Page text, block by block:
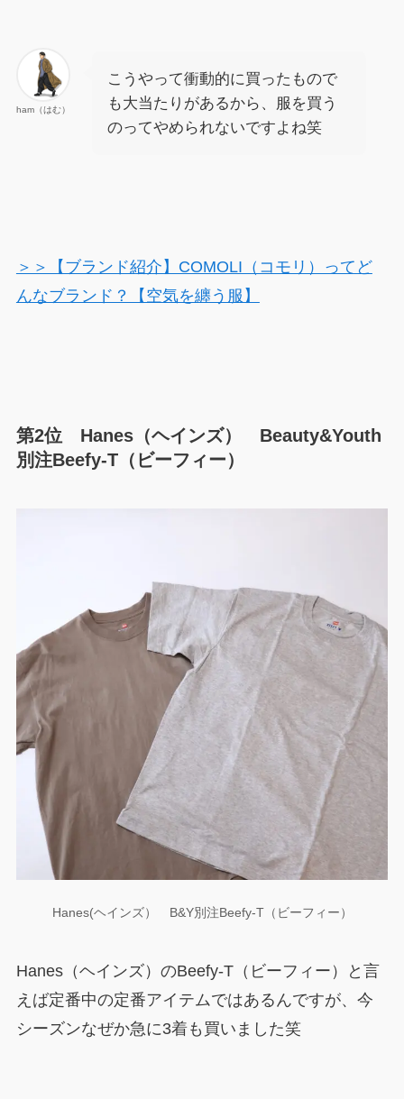
ham（はむ）
こうやって衝動的に買ったもので
も大当たりがあるから、服を買う
のってやめられないですよね笑
＞＞【ブランド紹介】COMOLI（コモリ）ってど
んなブランド？【空気を纏う服】
第2位 Hanes（ヘインズ） Beauty&Youth
別注Beefy-T（ビーフィー）
Hanes(ヘインズ） B&Y別注Beefy-T（ビーフィー）
Hanes（ヘインズ）のBeefy-T（ビーフィー）と言
えば定番中の定番アイテムではあるんですが、今
シーズンなぜか急に3着も買いました笑